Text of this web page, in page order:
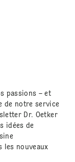
passions – et
de notre service
Dr. Oetker
idées de
les nouveaux